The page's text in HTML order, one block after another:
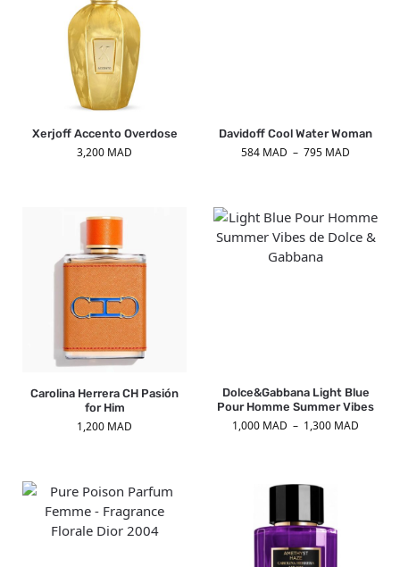
Xerjoff Accento Overdose
3,200 MAD
Davidoff Cool Water Woman
584 MAD – 795 MAD
Carolina Herrera CH Pasión
for Him
1,200 MAD
Dolce&Gabbana Light Blue
Pour Homme Summer Vibes
1,000 MAD – 1,300 MAD